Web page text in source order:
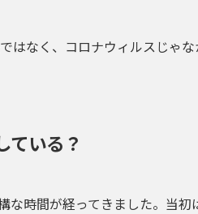
はなく、コロナウィルスじゃ
ている？
な時間が経ってきました。当